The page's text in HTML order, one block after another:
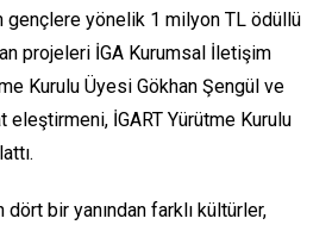
gençlere yönelik 1 milyon TL ödüllü
projeleri İGA Kurumsal İletişim
Kurulu Üyesi Gökhan Şengül ve
İGART Yürütme Kurulu
dört bir yanından farklı kültürler,